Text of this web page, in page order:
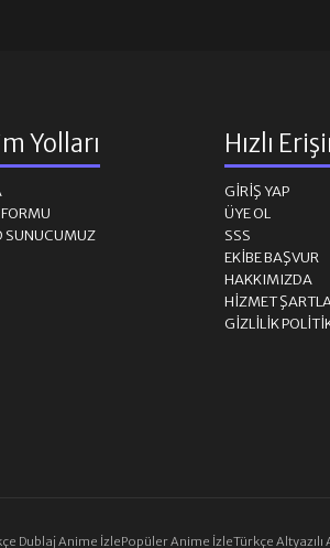
Yolları
SUNUCUMUZ
Hızlı
GIRIŞ YAP
ÜYE OL
SSS
EKIBE BAŞVUR
HAKKIMIZDA
HIZMET
GIZLILIK
Dublaj Anime İzlePopüler Anime İzleTürkçe Altyazılı